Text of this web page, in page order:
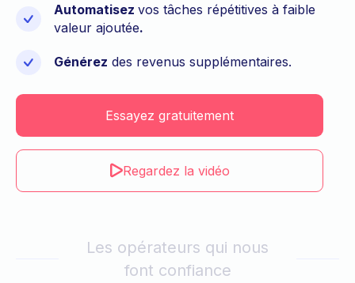
Automatisez vos tâches répétitives à faible
valeur ajoutée.
Générez des revenus supplémentaires.
Essayez gratuitement
Regardez la vidéo
Les opérateurs qui nous
font confiance